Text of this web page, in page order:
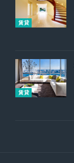
賃貸
賃貸